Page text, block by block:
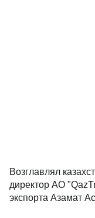
Возглавлял
директор АО
экспорта Азамат